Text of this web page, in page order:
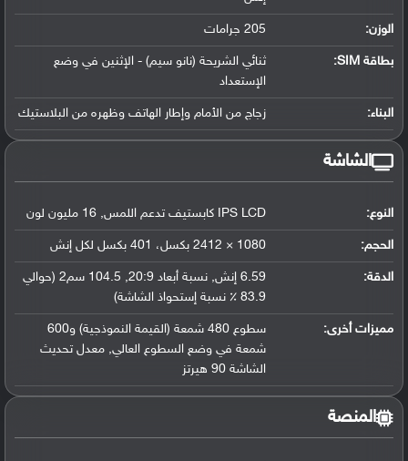
الوزن: 205 جرامات
بطاقة SIM:
ثنائي الشريحة (نانو سيم) - الإثنين في وضع
الإستعداد
البناء: زجاج من الأمام وإطار الهاتف وظهره من البلاستيك
الشاشة
النوع: IPS LCD كابستيف تدعم اللمس, 16 مليون لون
الحجم: 1080 × 2412 بكسل، 401 بكسل لكل إنش
الدقة:
6.59 إنش, نسبة أبعاد 20:9, 104.5 سم2 (حوالي
83.9 ٪ نسبة إستحواذ الشاشة)
مميزات أخرى:
سطوع 480 شمعة (القيمة النموذجية) و600
شمعة في وضع السطوع العالي, معدل تحديث
الشاشة 90 هيرتز
المنصة